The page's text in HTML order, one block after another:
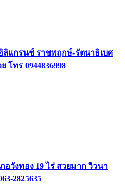
แกรนช์ ราชพฤกษ์-รัตนาธิเบศ
โทร 0944836998
วังทอง 19 ไร่ สวยมาก วิวนา
2825635